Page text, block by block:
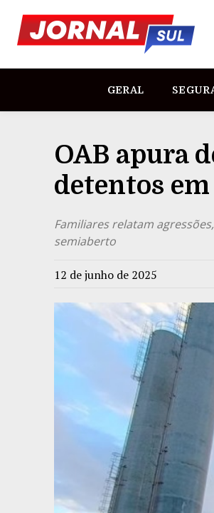
GERAL
OAB apura
detentos
Familiares relatam
semiaberto
12 de junho de 2025